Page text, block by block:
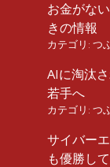
お金がな
きの情報
カテゴリ: つ
AIに淘汰
若手へ
カテゴリ: つ
サイバー
も優勝し